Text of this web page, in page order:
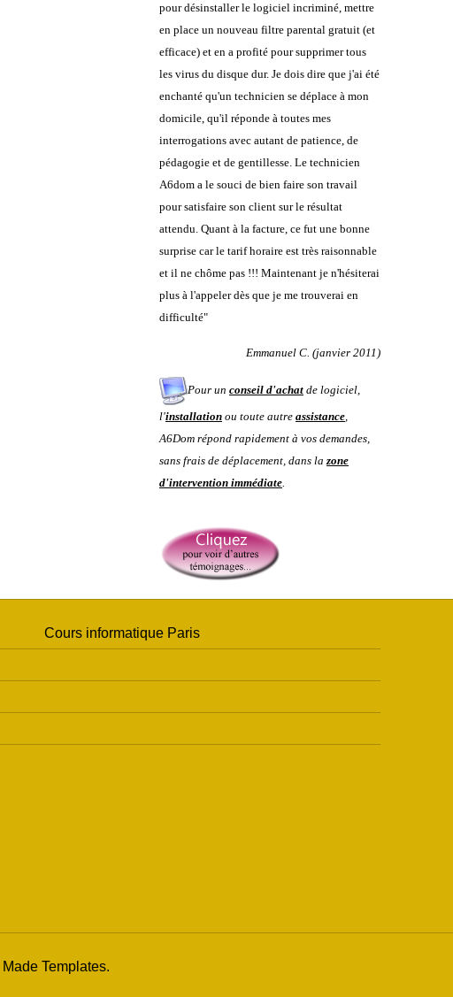
pour désinstaller le logiciel incriminé, mettre
en place un nouveau filtre parental gratuit (et
efficace) et en a profité pour supprimer tous
les virus du disque dur. Je dois dire que j'ai été
enchanté qu'un technicien se déplace à mon
domicile, qu'il réponde à toutes mes
interrogations avec autant de patience, de
pédagogie et de gentillesse. Le technicien
A6dom a le souci de bien faire son travail
pour satisfaire son client sur le résultat
attendu. Quant à la facture, ce fut une bonne
surprise car le tarif horaire est très raisonnable
et il ne chôme pas !!! Maintenant je n'hésiterai
plus à l'appeler dès que je me trouverai en
difficulté"
Emmanuel C. (janvier 2011)
Pour un conseil d'achat de logiciel,
l'installation ou toute autre assistance,
A6Dom répond rapidement à vos demandes,
sans frais de déplacement, dans lazone
d'intervention immédiate.
Cours informatique Paris
Made Templates.